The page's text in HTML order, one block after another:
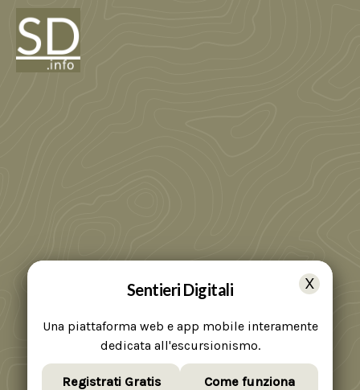
Sentieri Digitali
Una piattaforma web e app mobile interamente
dedicata all'escursionismo.
Registrati Gratis Come funziona